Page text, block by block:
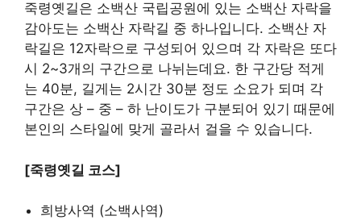
죽령옛길은 소백산 국립공원에 있는 소백산 자락을
감아도는 소백산 자락길 중 하나입니다. 소백산 자
락길은 12자락으로 구성되어 있으며 각 자락은 또다
시 2~3개의 구간으로 나뉘는데요. 한 구간당 적게
는 40분, 길게는 2시간 30분 정도 소요가 되며 각
구간은 상 – 중 – 하 난이도가 구분되어 있기 때문에
본인의 스타일에 맞게 골라서 걸을 수 있습니다.
[죽령옛길 코스]
희방사역 (소백사역)